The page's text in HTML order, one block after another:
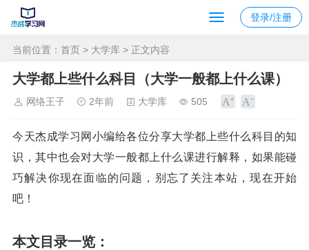
登录/注册
当前位置： 首页 > 大学库 > 正文内容
大学都上些什么科目（大学一般都上什么课）
网络王子 2年前 大学库 505
今天杰成学习网小编给各位分享大学都上些什么科目的知
识，其中也会对大学一般都上什么课进行解释，如果能碰
巧解决你现在面临的问题，别忘了关注本站，现在开始
吧！
本文目录一览：